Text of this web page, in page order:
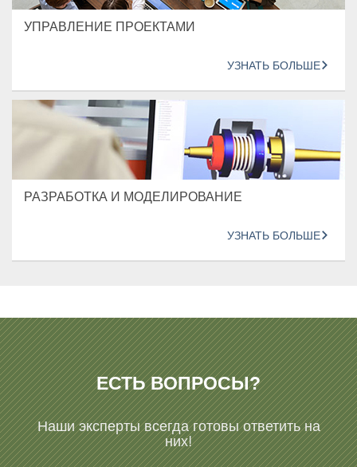
УПРАВЛЕНИЕ ПРОЕКТАМИ
УЗНАТЬ БОЛЬШЕ
РАЗРАБОТКА И МОДЕЛИРОВАНИЕ
УЗНАТЬ БОЛЬШЕ
ЕСТЬ ВОПРОСЫ?
Наши эксперты всегда готовы ответить на
них!